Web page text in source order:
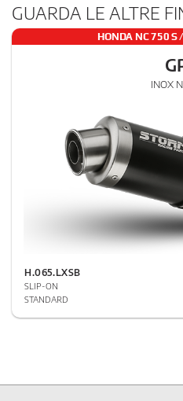
GUARDA LE ALTRE
HONDA NC 750
INOX
H.065.LXSB
SLIP-ON
STANDARD